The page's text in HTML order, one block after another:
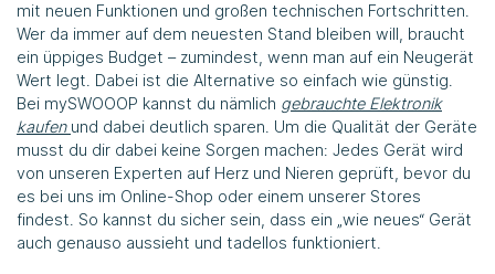
mit neuen Funktionen und großen technischen Fortschritten.
Wer da immer auf dem neuesten Stand bleiben will, braucht
ein üppiges Budget – zumindest, wenn man auf ein Neugerät
Wert legt. Dabei ist die Alternative so einfach wie günstig.
Bei mySWOOOP kannst du nämlich gebrauchte Elektronik
kaufen und dabei deutlich sparen. Um die Qualität der Geräte
musst du dir dabei keine Sorgen machen: Jedes Gerät wird
von unseren Experten auf Herz und Nieren geprüft, bevor du
es bei uns im Online-Shop oder einem unserer Stores
findest. So kannst du sicher sein, dass ein „wie neues“ Gerät
auch genauso aussieht und tadellos funktioniert.